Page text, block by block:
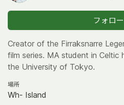
フォロー
Creator of the Firraksnarre
film series. MA student in Celtic
the University of Tokyo.
場所
Wh- Island